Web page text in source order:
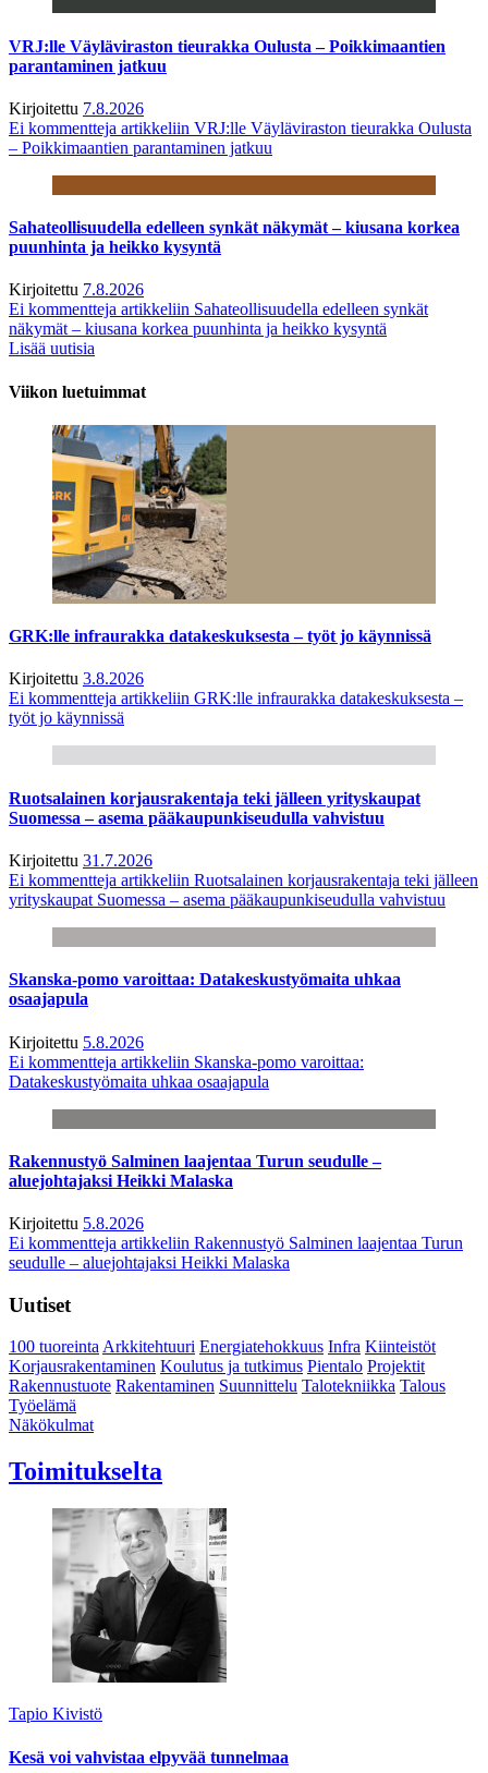
VRJ:lle Väyläviraston tieurakka Oulusta – Poikkimaantien
parantaminen jatkuu
Kirjoitettu 7.8.2026
Ei kommentteja artikkeliin VRJ:lle Väyläviraston tieurakka Oulusta
– Poikkimaantien parantaminen jatkuu
Sahateollisuudella edelleen synkät näkymät – kiusana korkea
puunhinta ja heikko kysyntä
Kirjoitettu 7.8.2026
Ei kommentteja artikkeliin Sahateollisuudella edelleen synkät
näkymät – kiusana korkea puunhinta ja heikko kysyntä
Lisää uutisia
Viikon luetuimmat
GRK:lle infraurakka datakeskuksesta – työt jo käynnissä
Kirjoitettu 3.8.2026
Ei kommentteja artikkeliin GRK:lle infraurakka datakeskuksesta –
työt jo käynnissä
Ruotsalainen korjausrakentaja teki jälleen yrityskaupat
Suomessa – asema pääkaupunkiseudulla vahvistuu
Kirjoitettu 31.7.2026
Ei kommentteja artikkeliin Ruotsalainen korjausrakentaja teki jälleen
yrityskaupat Suomessa – asema pääkaupunkiseudulla vahvistuu
Skanska-pomo varoittaa: Datakeskustyömaita uhkaa
osaajapula
Kirjoitettu 5.8.2026
Ei kommentteja artikkeliin Skanska-pomo varoittaa:
Datakeskustyömaita uhkaa osaajapula
Rakennustyö Salminen laajentaa Turun seudulle –
aluejohtajaksi Heikki Malaska
Kirjoitettu 5.8.2026
Ei kommentteja artikkeliin Rakennustyö Salminen laajentaa Turun
seudulle – aluejohtajaksi Heikki Malaska
Uutiset
100 tuoreintaArkkitehtuuri Energiatehokkuus Infra Kiinteistöt
Korjausrakentaminen Koulutus ja tutkimus Pientalo Projektit
Rakennustuote Rakentaminen Suunnittelu Talotekniikka Talous
Työelämä
Näkökulmat
Toimitukselta
Tapio Kivistö
Kesä voi vahvistaa elpyvää tunnelmaa